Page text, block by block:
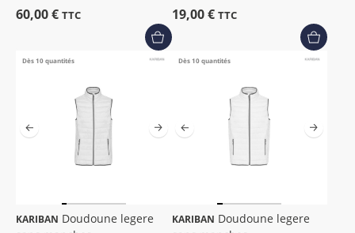
60,00 € TTC 19,00 € TTC
Dès 10 quantités
KARIBAN
Dès 10 quantités
KARIBAN